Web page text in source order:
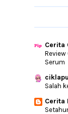
Cerita
Review
Serum
Salah
Cerita